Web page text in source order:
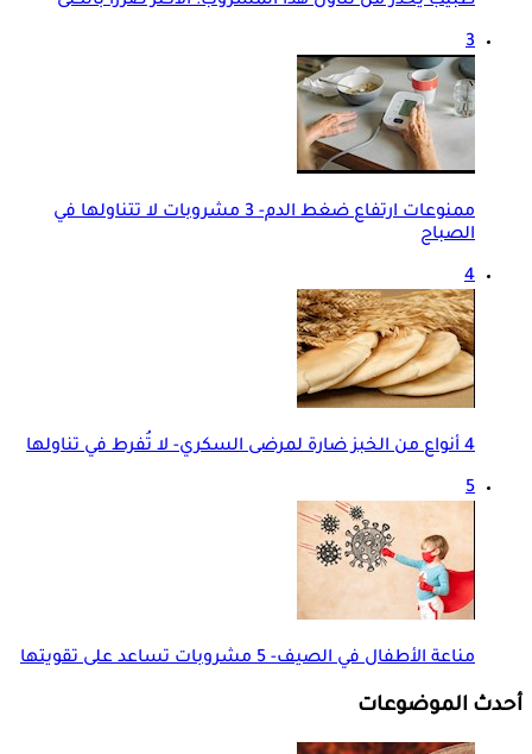
3
ممنوعات ارتفاع ضغط الدم- 3 مشروبات لا تتناولها في
الصباح
4
4 أنواع من الخبز ضارة لمرضى السكري- لا تُفرط في تناولها
5
مناعة الأطفال في الصيف- 5 مشروبات تساعد على تقويتها
أحدث الموضوعات